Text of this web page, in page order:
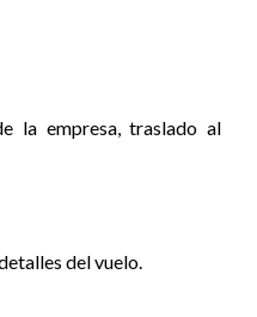
la empresa, traslado al
del vuelo.